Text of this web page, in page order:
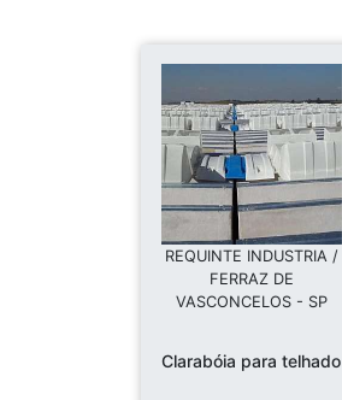
REQUINTE INDUSTRIA /
FERRAZ DE
VASCONCELOS - SP
Clarabóia para telhado